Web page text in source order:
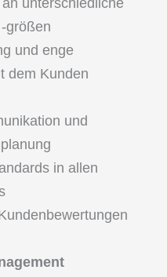
unterschiedliche
größen
und enge
dem Kunden
und
in allen